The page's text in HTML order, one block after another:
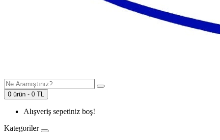
0 ürün - 0 TL
Alışveriş sepetiniz boş!
Kategoriler